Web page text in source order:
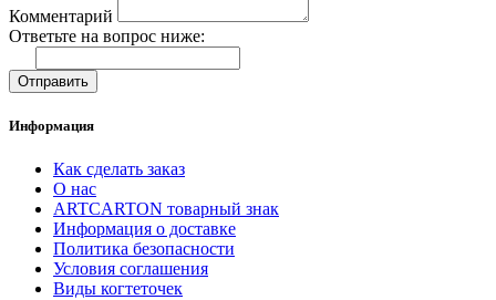
Комментарий
Ответьте на вопрос ниже:
Отправить
Информация
Как сделать заказ
О нас
ARTCARTON товарный знак
Информация о доставке
Политика безопасности
Условия соглашения
Виды когтеточек